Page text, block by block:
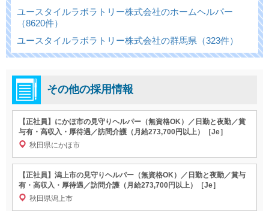
ユースタイルラボラトリー株式会社のホームヘルパー
（8620件）
ユースタイルラボラトリー株式会社の群馬県（323件）
その他の採用情報
【正社員】にかほ市の見守りヘルパー（無資格OK）／日勤と夜勤／賞
与有・高収入・厚待遇／訪問介護（月給273,700円以上）［Je］
秋田県にかほ市
【正社員】潟上市の見守りヘルパー（無資格OK）／日勤と夜勤／賞与
有・高収入・厚待遇／訪問介護（月給273,700円以上）［Je］
秋田県潟上市